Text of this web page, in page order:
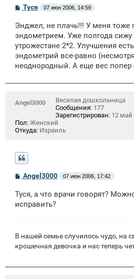
С
о
б
щ
е
н
и
Туся 07 июн 2006, 14:59
Энджел, не плачь!!! У меня тоже
эндометрием. Уже полгода сижу
утрожестане 2*2. Улучшения
эндометрий все-равно
неоднородный. А еще вес попер
Angel3000
Веселая дошкольница
Сообщения: 177
Зарегистрирован: 12 май
Пол: Женский
Откуда: Израиль
С
о
б
щ
Angel3000 07 июн 2006, 17:42
Туся, а что врачи говорят?
исправить?
В нашей семье случилось чудо, на
крошечная девочка и нас теперь